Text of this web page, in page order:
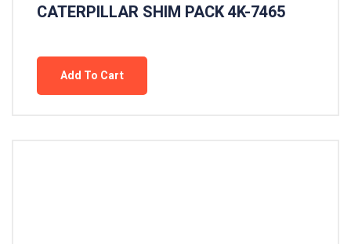
CATERPILLAR SHIM PACK 4K-7465
Add To Cart